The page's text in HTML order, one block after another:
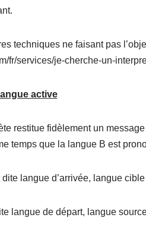
techniques ne faisant pas
fr/services/je-cherche-un-
active
restitue fidèlement un
temps que la langue B est
dite langue d’arrivée, langue
langue de départ, langue